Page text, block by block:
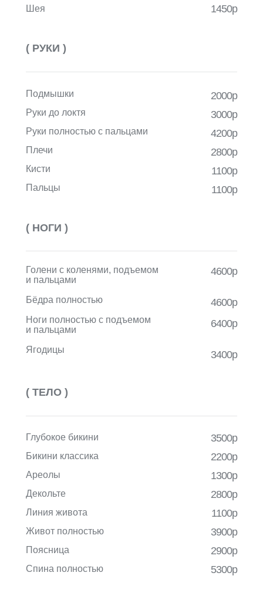
Глубокое бикини
Бикини классика
Ареолы
Декольте
Линия живота
Живот полностью
Поясница
Спина полностью
3500р
( ТЕЛО )
2200р
5300р
1300р
2800р
1100р
3900р
2900р
( НОГИ )
Голени с коленями, подъемом
и пальцами
Бёдра полностью
Ноги полностью с подъемом
и пальцами
Ягодицы
4600р
6400р
3400р
4600р
Подмышки
Руки до локтя
Руки полностью с пальцами
Плечи
Кисти
Пальцы
2000р
4200р
( РУКИ )
1100р
1100р
2800р
3000р
Шея
1450р